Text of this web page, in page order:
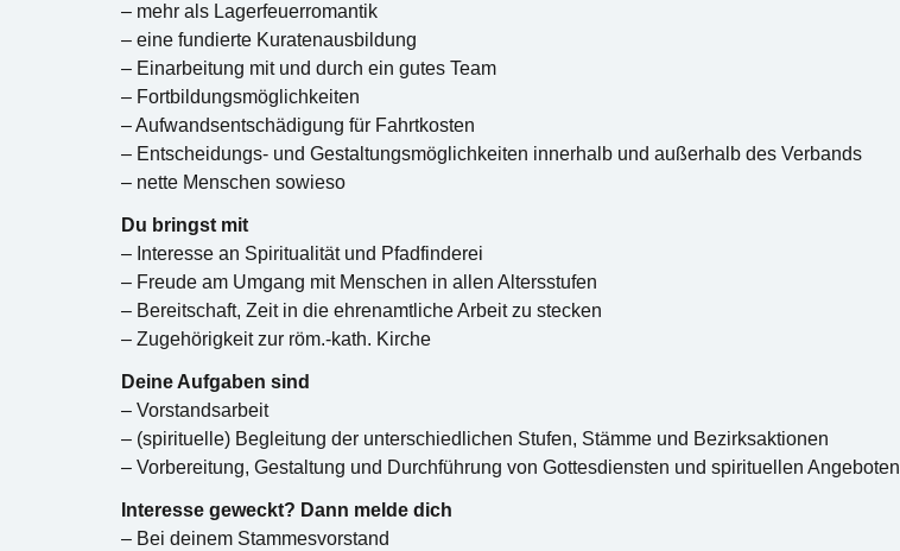
– mehr als Lagerfeuerromantik
– eine fundierte Kuratenausbildung
– Einarbeitung mit und durch ein gutes Team
– Fortbildungsmöglichkeiten
– Aufwandsentschädigung für Fahrtkosten
– Entscheidungs- und Gestaltungsmöglichkeiten innerhalb und außerhalb des Verbands
– nette Menschen sowieso
Du bringst mit
– Interesse an Spiritualität und Pfadfinderei
– Freude am Umgang mit Menschen in allen Altersstufen
– Bereitschaft, Zeit in die ehrenamtliche Arbeit zu stecken
– Zugehörigkeit zur röm.-kath. Kirche
Deine Aufgaben sind
– Vorstandsarbeit
– (spirituelle) Begleitung der unterschiedlichen Stufen, Stämme und Bezirksaktionen
– Vorbereitung, Gestaltung und Durchführung von Gottesdiensten und spirituellen Angeboten
Interesse geweckt? Dann melde dich
– Bei deinem Stammesvorstand